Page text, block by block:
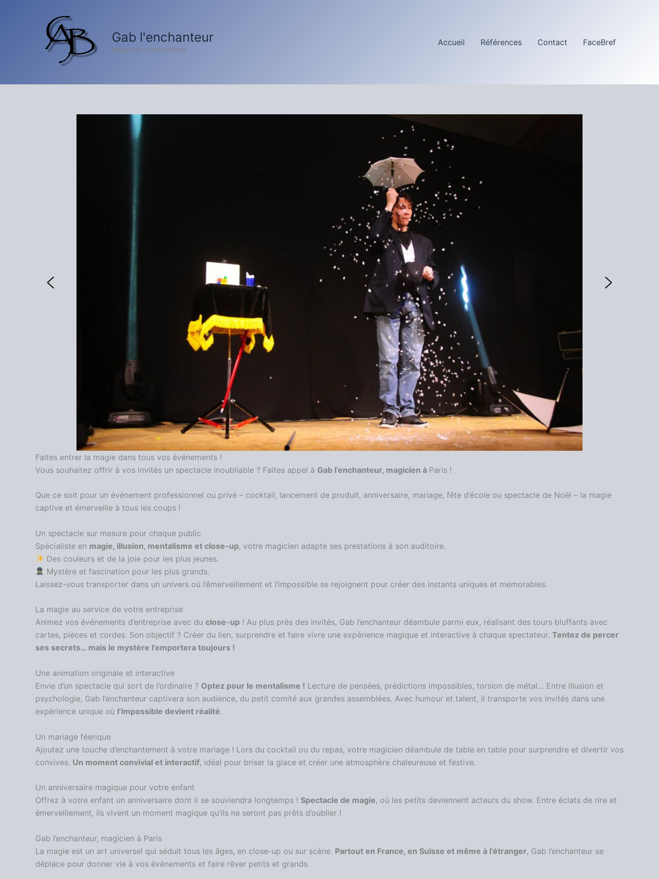
Gab l'enchanteur
Magicien - Mentaliste
Accueil Références Contact FaceBref
Faites entrer la magie dans tous vos événements !
Vous souhaitez offrir à vos invités un spectacle inoubliable ? Faites appel à Gab l’enchanteur, magicien à Paris !
Que ce soit pour un événement professionnel ou privé – cocktail, lancement de produit, anniversaire, mariage, fête d’école ou spectacle de Noël – la magie
captive et émerveille à tous les coups !
Un spectacle sur mesure pour chaque public
Spécialiste en magie, illusion, mentalisme et close-up, votre magicien adapte ses prestations à son auditoire.
Des couleurs et de la joie pour les plus jeunes.
Mystère et fascination pour les plus grands.
Laissez-vous transporter dans un univers où l’émerveillement et l’impossible se rejoignent pour créer des instants uniques et mémorables.
La magie au service de votre entreprise
Animez vos événements d’entreprise avec du close-up ! Au plus près des invités, Gab l’enchanteur déambule parmi eux, réalisant des tours bluffants avec
cartes, pièces et cordes. Son objectif ? Créer du lien, surprendre et faire vivre une expérience magique et interactive à chaque spectateur. Tentez de percer
ses secrets… mais le mystère l’emportera toujours !
Une animation originale et interactive
Envie d’un spectacle qui sort de l’ordinaire ? Optez pour le mentalisme ! Lecture de pensées, prédictions impossibles, torsion de métal… Entre illusion et
psychologie, Gab l’enchanteur captivera son audience, du petit comité aux grandes assemblées. Avec humour et talent, il transporte vos invités dans une
expérience unique où l’impossible devient réalité.
Un mariage féerique
Ajoutez une touche d’enchantement à votre mariage ! Lors du cocktail ou du repas, votre magicien déambule de table en table pour surprendre et divertir vos
convives. Un moment convivial et interactif, idéal pour briser la glace et créer une atmosphère chaleureuse et festive.
Un anniversaire magique pour votre enfant
Offrez à votre enfant un anniversaire dont il se souviendra longtemps ! Spectacle de magie, où les petits deviennent acteurs du show. Entre éclats de rire et
émerveillement, ils vivent un moment magique qu’ils ne seront pas prêts d’oublier !
Gab l’enchanteur, magicien à Paris
La magie est un art universel qui séduit tous les âges, en close-up ou sur scène. Partout en France, en Suisse et même à l’étranger, Gab l’enchanteur se
déplace pour donner vie à vos événements et faire rêver petits et grands.